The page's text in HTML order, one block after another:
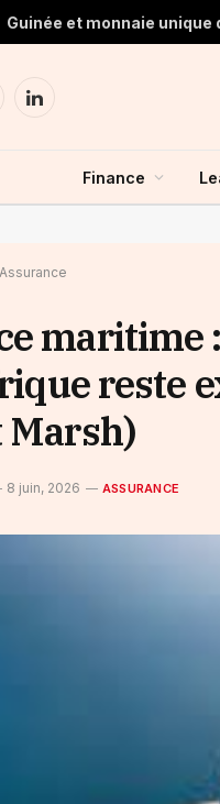
LinkedIn
Finance
Assurance
maritime
reste
Marsh)
8 juin, 2026 ASSURANCE